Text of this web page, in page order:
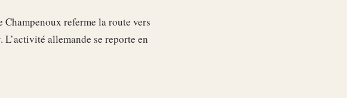
referme la route vers
allemande se reporte en